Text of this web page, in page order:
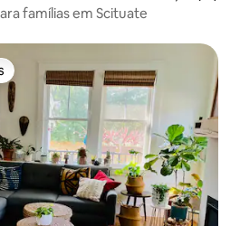
famílias em Scituate